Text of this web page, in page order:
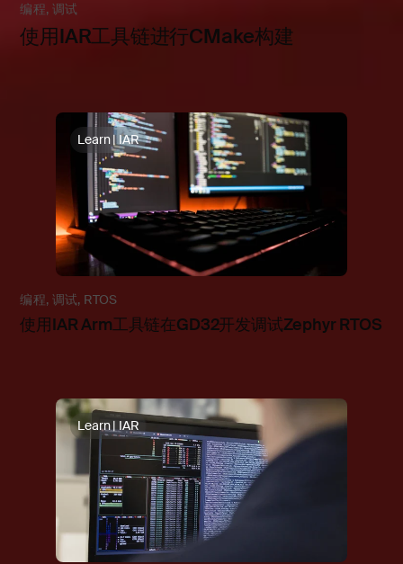
编程, 调试
使用IAR工具链进行CMake构建
Learn | IAR
编程, 调试, RTOS
使用IAR Arm工具链在GD32开发调试Zephyr RTOS
Learn | IAR